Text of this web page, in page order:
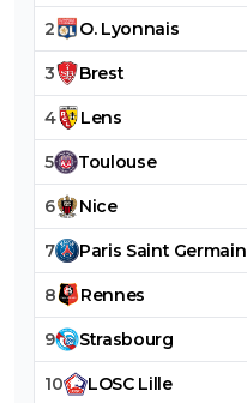
2 O. Lyonnais
3 Brest
4 Lens
5 Toulouse
6 Nice
7 Paris Saint Germain
8 Rennes
9 Strasbourg
10 LOSC Lille